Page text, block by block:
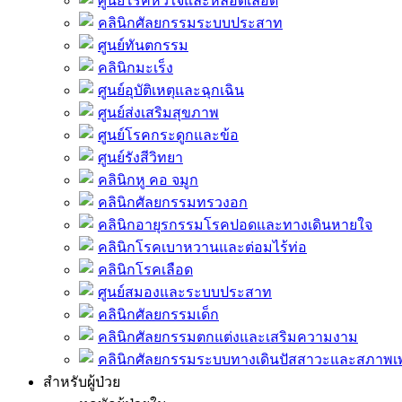
คลินิกศัลยกรรมระบบประสาท
ศูนย์ทันตกรรม
คลินิกมะเร็ง
ศูนย์อุบัติเหตุและฉุกเฉิน
ศูนย์ส่งเสริมสุขภาพ
ศูนย์โรคกระดูกและข้อ
ศูนย์รังสีวิทยา
คลินิกหู คอ จมูก
คลินิกศัลยกรรมทรวงอก
คลินิกอายุรกรรมโรคปอดและทางเดินหายใจ
คลินิกโรคเบาหวานและต่อมไร้ท่อ
คลินิกโรคเลือด
ศูนย์สมองและระบบประสาท
คลินิกศัลยกรรมเด็ก
คลินิกศัลยกรรมตกแต่งและเสริมความงาม
คลินิกศัลยกรรมระบบทางเดินปัสสาวะและสภาพเ
สำหรับผู้ป่วย